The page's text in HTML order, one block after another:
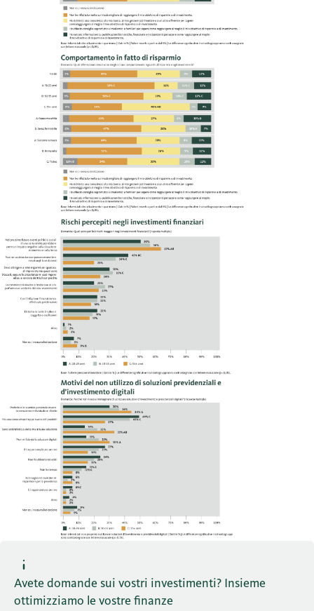
Avete domande sui vostri investimenti? Insieme
ottimizziamo le vostre finanze